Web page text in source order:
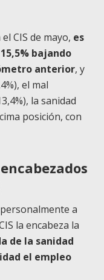
CIS de mayo, es
bajando
anterior, y
el mal
la sanidad
posición, con
a
la encabeza la
de la sanidad
el empleo